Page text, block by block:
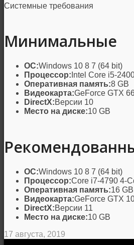
Системные требования
Минимальные
ОС:Windows 10 8 7 (64 bit)
Процессор: Intel Core i5-
Оперативная память:8 GB
Видеокарта:GeForce GTX
DirectX:Версии 10
Место на диске:10 GB
ОС:Windows 10 8 7 (64 bit)
Процессор:Core i7-4790 4-
Оперативная память:16 GB
Видеокарта:GeForce GTX
DirectX:Версии 11
Место на диске:10 GB
17 августа, 2019